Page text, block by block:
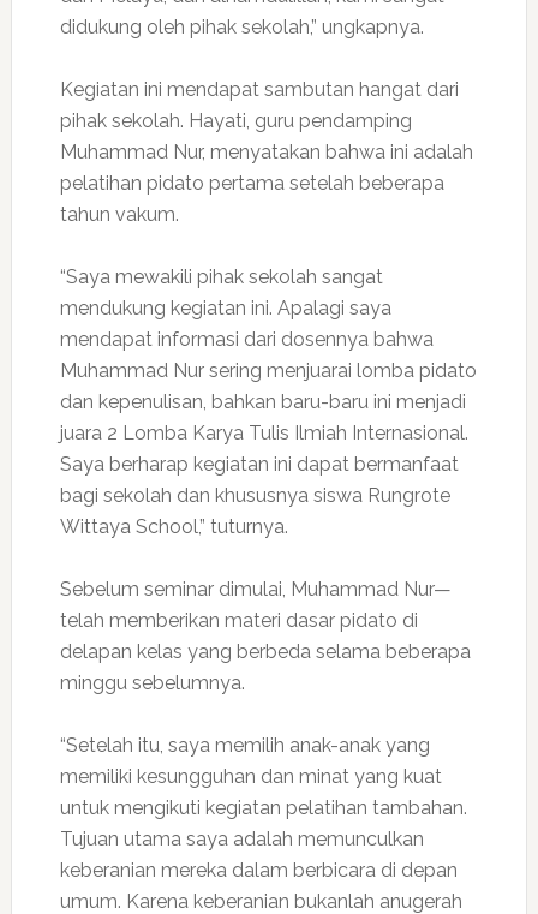
didukung oleh pihak sekolah,” ungkapnya.
Kegiatan ini mendapat sambutan hangat dari
pihak sekolah. Hayati, guru pendamping
Muhammad Nur, menyatakan bahwa ini adalah
pelatihan pidato pertama setelah beberapa
tahun vakum.
“Saya mewakili pihak sekolah sangat
mendukung kegiatan ini. Apalagi saya
mendapat informasi dari dosennya bahwa
Muhammad Nur sering menjuarai lomba pidato
dan kepenulisan, bahkan baru-baru ini menjadi
juara 2 Lomba Karya Tulis Ilmiah Internasional.
Saya berharap kegiatan ini dapat bermanfaat
bagi sekolah dan khususnya siswa Rungrote
Wittaya School,” tuturnya.
Sebelum seminar dimulai, Muhammad Nur—
telah memberikan materi dasar pidato di
delapan kelas yang berbeda selama beberapa
minggu sebelumnya.
“Setelah itu, saya memilih anak-anak yang
memiliki kesungguhan dan minat yang kuat
untuk mengikuti kegiatan pelatihan tambahan.
Tujuan utama saya adalah memunculkan
keberanian mereka dalam berbicara di depan
umum. Karena keberanian bukanlah anugerah